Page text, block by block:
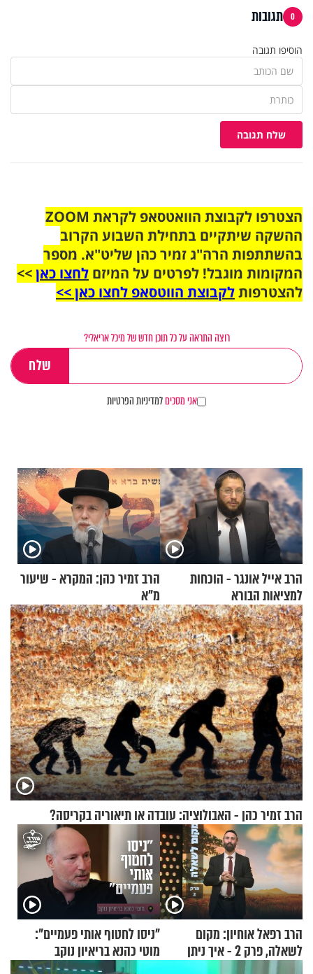
0 תגובות
הוסיפו תגובה
שלח תגובה
הצטרפו לקבוצת הוואטסאפ לקראת ZOOM
ההשקה שיתקיים בתחילת השבוע הקרוב
בהשתתפות הרה"ג זמיר כהן שליט"א. מספר
המקומות מוגבל! לפרטים על המיזם לחצו כאן>>
להצטרפותלקבוצת הווטסאפ לחצו כאן >>
רוצה התראה על כל תוכן חדש של מיכל אריאלי?
אני מסכיםלמדיניות הפרטיות
הרב אייל אונגר - הוכחות
למציאות הבורא
הרב זמיר כהן: המקרא - שיעור
מ"א
הרב זמיר כהן - האבולוציה: עובדה או תיאוריה בקריסה?
הרב רפאל אוחיון: מקום
לשאלה, פרק 2 - איך ניתן
להוכיח שהתורה משמיים?
"ניסו לחטוף אותי פעמיים":
מוטי כהנא בריאיון נוקב